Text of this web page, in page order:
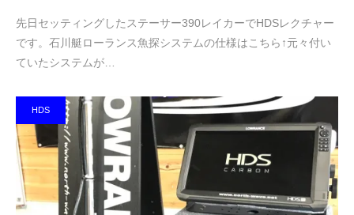
先日セッティングしたステーサー390レイカーでHDSレクチャー
です。石川艇ローランス魚探システムの仕様はこちら↑元々付い
ていたシステムが…
HDS